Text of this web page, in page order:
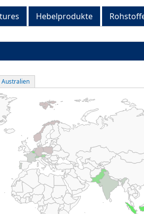
Hebelprodukte
Australien